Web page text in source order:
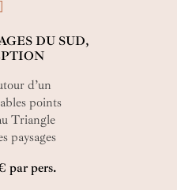
DU SUD,
d’un
points
Triangle
paysages
par pers.